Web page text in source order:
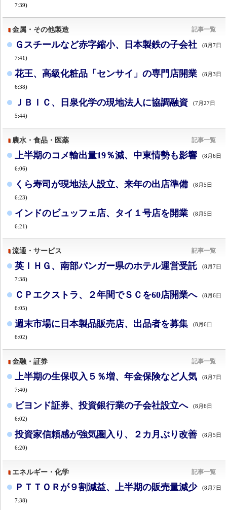
7:39)
金属・その他製造 記事一覧
Ｇスチールなど赤字縮小、日本製鉄の子会社 (8月7日
7:41)
花王、高級化粧品「センサイ」の専門店開業 (8月3日
6:38)
ＪＢＩＣ、日泉化学の現地法人に協調融資 (7月27日
5:44)
農水・食品・医薬 記事一覧
上半期のコメ輸出量19％減、中東情勢も影響 (8月6日
6:06)
くら寿司が現地法人設立、来年の出店準備 (8月5日
6:23)
インドのビュッフェ店、タイ１号店を開業 (8月5日
6:21)
流通・サービス 記事一覧
英ＩＨＧ、南部パンガー県のホテル運営受託 (8月7日
7:38)
ＣＰエクストラ、２年間でＳＣを60店開業へ (8月6日
6:05)
週末市場に日本製品販売店、出品者を募集 (8月6日
6:02)
金融・証券 記事一覧
上半期の生保収入５％増、年金保険など人気 (8月7日
7:40)
ビヨンド証券、投資銀行業の子会社設立へ (8月6日
6:02)
投資家信頼感が強気圏入り、２カ月ぶり改善 (8月5日
6:20)
エネルギー・化学 記事一覧
ＰＴＴＯＲが９割減益、上半期の販売量減少 (8月7日
7:38)